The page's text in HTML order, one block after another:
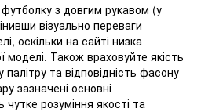
з довгим рукавом (у
візуально переваги
оскільки на сайті низка
Також враховуйте якість
та відповідність фасону
зазначені основні
розуміння якості та